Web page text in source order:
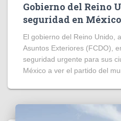
Gobierno del Reino
seguridad en México
El gobierno del Reino Unido,
Asuntos Exteriores (FCDO),
seguridad urgente para sus
México a ver el partido del